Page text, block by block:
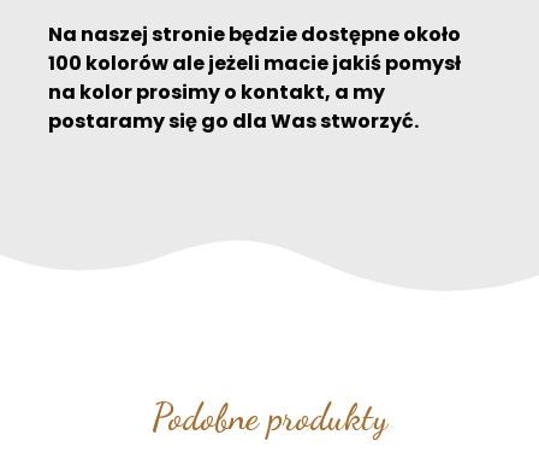
Na naszej stronie będzie dostępne około
100 kolorów ale jeżeli macie jakiś pomysł
na kolor prosimy o kontakt, a my
postaramy się go dla Was stworzyć.
Podobne produkty